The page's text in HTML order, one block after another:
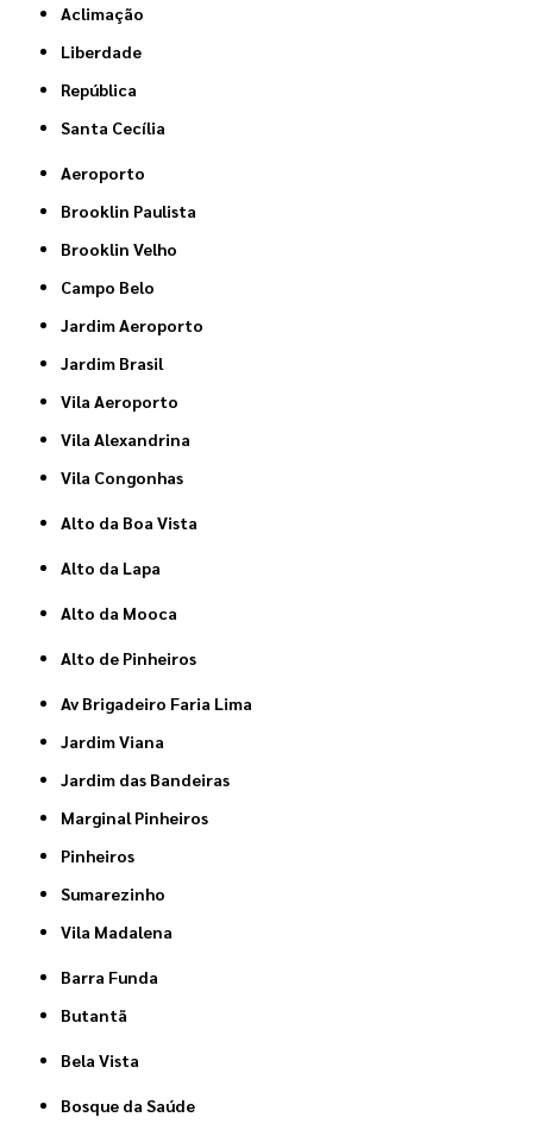
Aclimação
Liberdade
República
Santa Cecília
Aeroporto
Brooklin Paulista
Brooklin Velho
Campo Belo
Jardim Aeroporto
Jardim Brasil
Vila Aeroporto
Vila Alexandrina
Vila Congonhas
Alto da Boa Vista
Alto da Lapa
Alto da Mooca
Alto de Pinheiros
Av Brigadeiro Faria Lima
Jardim Viana
Jardim das Bandeiras
Marginal Pinheiros
Pinheiros
Sumarezinho
Vila Madalena
Barra Funda
Butantã
Bela Vista
Bosque da Saúde